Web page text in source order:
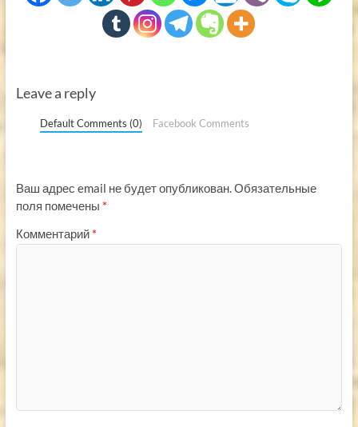
Leave a reply
Default Comments (0) Facebook Comments
Ваш адрес email не будет опубликован.Обязательные
поля помечены *
Комментарий *